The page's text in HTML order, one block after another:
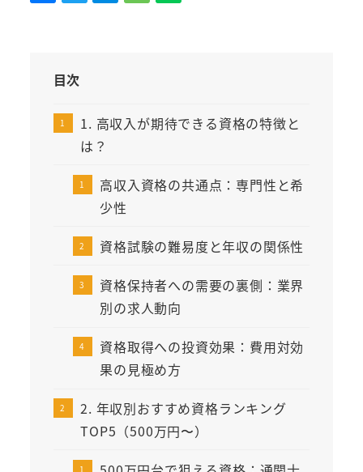
目次
1. 高収入が期待できる資格の特徴と
は？
高収入資格の共通点：専門性と希
少性
資格試験の難易度と年収の関係性
資格保持者への需要の裏側：業界
別の求人動向
資格取得への投資効果：費用対効
果の見極め方
2. 年収別おすすめ資格ランキング
TOP5（500万円〜）